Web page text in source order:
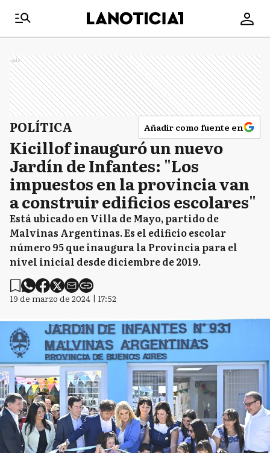
Ads
POLÍTICA Añadir como fuente en
Kicillof inauguró un nuevo
Jardín de Infantes: "Los
impuestos en la provincia van
a construir edificios escolares"
Está ubicado en Villa de Mayo, partido de
Malvinas Argentinas. Es el edificio escolar
número 95 que inaugura la Provincia para el
nivel inicial desde diciembre de 2019.
19 de marzo de 2024 | 17:52